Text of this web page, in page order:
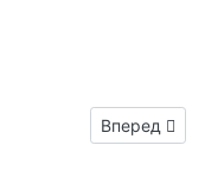
Следующий:
Вперед